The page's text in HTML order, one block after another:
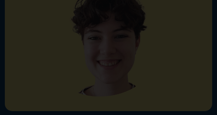
Ahoj, jmenuji se Amy a pocházím ze Spojeného
království. Jako lektorka působím už 4 roky, vyučuji
prezenčně i online. Anglický jazyk jsem vystudovala
na univerzitě a mám i lektorský certifikát CELTA. Baví
mě předávat své znalosti. Současně se hodně učím i
od svých studentů. Moje hodiny jsou vždy poutavé a